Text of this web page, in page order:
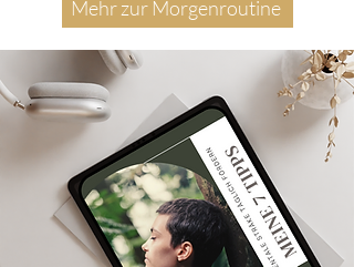
Mehr zur Morgenroutine